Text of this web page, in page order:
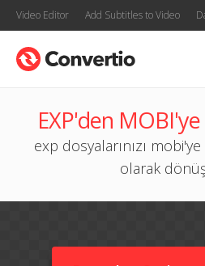
Video Editor Add Subtitles to Video
EXP'den
exp dosyalarınızı
olarak